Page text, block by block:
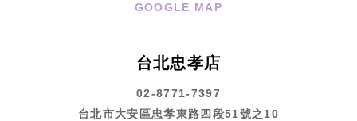
GOOGLE MAP
台北忠孝店
02-8771-7397
台北市大安區忠孝東路四段51號之10